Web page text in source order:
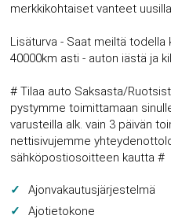
merkkikohtaiset vanteet
Lisäturva - Saat meiltä
40000km asti - auton iästä ja
# Tilaa auto Saksasta/
pystymme toimittamaan
varusteilla alk. vain 3 päivän
nettisivujemme
sähköpostiosoitteen kautta #
Ajonvakautusjärjestelmä
Ajotietokone